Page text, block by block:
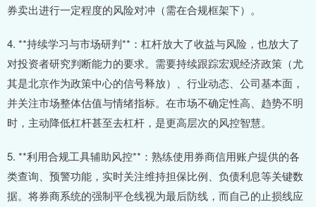
券卖出进行一定程度的风险对冲（需在合规框架下）。
4. **持续学习与市场研判**：杠杆放大了收益与风险，也放大了
对投资者研究判断能力的要求。需要持续跟踪宏观经济政策（尤
其是北京作为政策中心的信号释放）、行业动态、公司基本面，
并关注市场整体估值与情绪指标。在市场不确定性高、趋势不明
时，主动降低杠杆甚至去杠杆，是更高层次的风控智慧。
5. **利用合规工具辅助风控**：熟练使用券商信用账户提供的各
类查询、预警功能，实时关注维持担保比例、负债利息等关键数
据。将券商系统的强制平仓线视为最后防线，而自己的止损线应